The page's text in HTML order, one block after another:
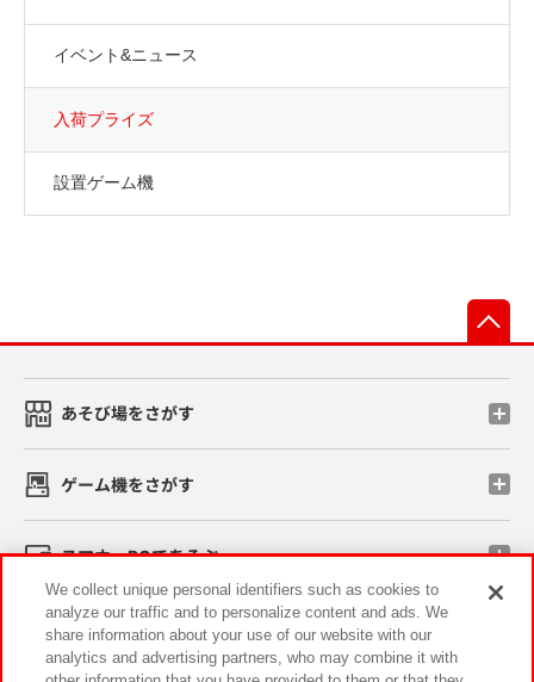
イベント&ニュース
入荷プライズ
設置ゲーム機
あそび場をさがす
ゲーム機をさがす
スマホ・PCであそぶ
イベント・キャンペーン
We collect unique personal identifiers such as cookies to
analyze our traffic and to personalize content and ads. We
share information about your use of our website with our
analytics and advertising partners, who may combine it with